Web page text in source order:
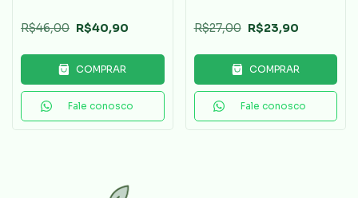
R$46,00 R$40,90
COMPRAR
Fale conosco
R$27,00 R$23,90
COMPRAR
Fale conosco